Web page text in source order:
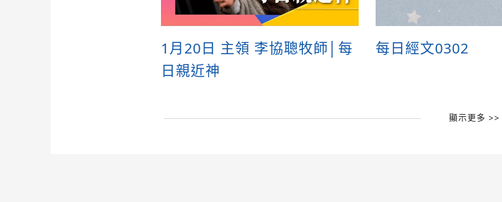
1月20日 主領 李協聰牧師│每
日親近神
每日經文0302
顯示更多 >>